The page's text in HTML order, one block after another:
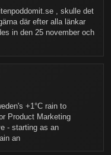
, skulle det
där efter alla länkar
in den 25 november och
+1°C rain to
Product Marketing
- starting as an
an